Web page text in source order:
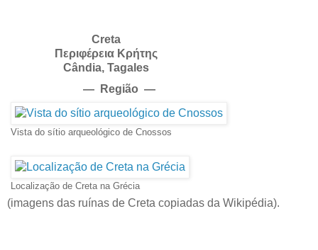
Creta
Περιφέρεια Κρήτης
Cândia, Tagales
—
Região —
Vista do sítio arqueológico de Cnossos
Localização de Creta na Grécia
(imagens das ruínas de Creta copiadas da Wikipédia).